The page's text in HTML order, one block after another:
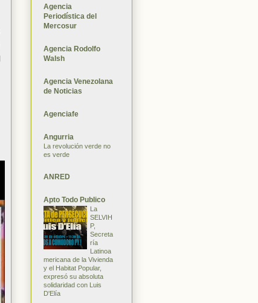
Agencia
Periodística del
Mercosur
Agencia Rodolfo
Walsh
Agencia Venezolana
de Noticias
Agenciafe
Angurria
La revolución verde no
es verde
ANRED
Apto Todo Publico
La
SELVIH
P,
Secreta
ría
Latinoa
mericana de la Vivienda
y el Habitat Popular,
expresó su absoluta
solidaridad con Luis
D'Elía